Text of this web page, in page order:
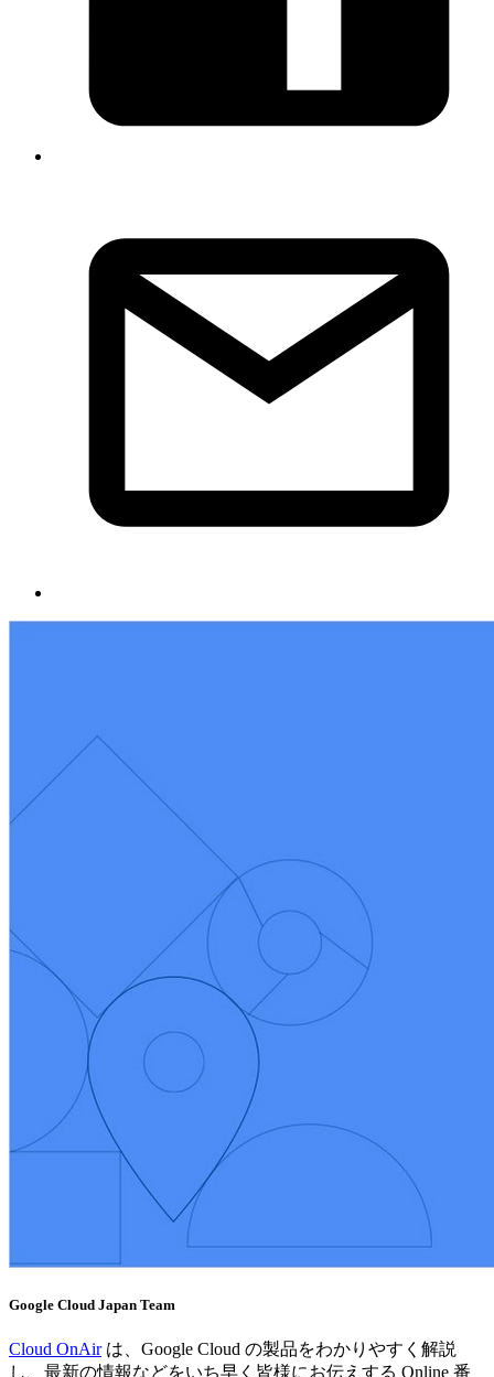
Google Cloud Japan Team
Cloud OnAirは、Google Cloud の製品をわかりやすく解説
し、最新の情報などをいち早く皆様にお伝えする Online 番